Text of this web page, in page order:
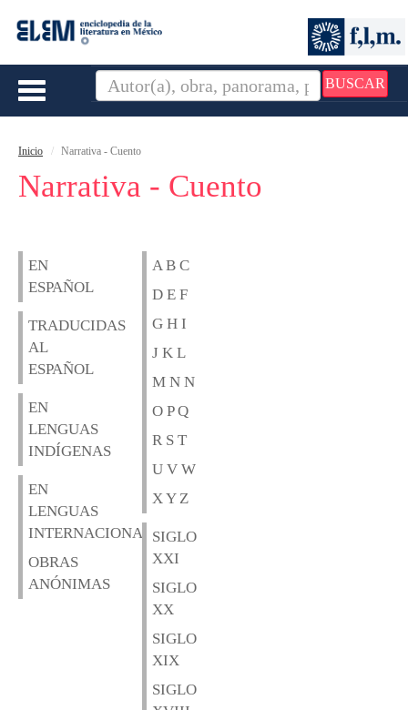
BUSCAR
Toggle
Inicio Narrativa - Cuento
Narrativa - Cuento
EN
ESPAÑOL
TRADUCIDAS
AL
ESPAÑOL
EN
LENGUAS
INDÍGENAS
EN
LENGUAS
INTERNACIONALES
OBRAS
ANÓNIMAS
A B C
D E F
G H I
J K L
M N N
O P Q
R S T
U V W
X Y Z
SIGLO
XXI
SIGLO
XX
SIGLO
XIX
SIGLO